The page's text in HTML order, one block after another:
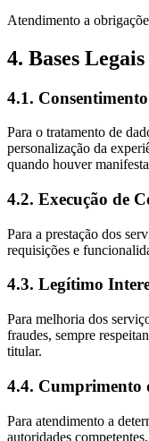
Atendimento a
4. Bases
4.1.
Para o tratamento de
personalização da
quando houver
4.2. Execução de
Para a prestação dos
requisições e
4.3. Legítimo
Para melhoria dos
fraudes, sempre
titular.
4.4. Cumprimento
Para atendimento a
autoridades competentes.